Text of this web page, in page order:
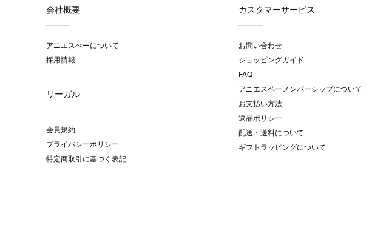
会社概要
アニエスべーについて
採用情報
リーガル
会員規約
プライバシーポリシー
特定商取引に基づく表記
カスタマーサービス
お問い合わせ
ショッピングガイド
FAQ
アニエスベーメンバーシップについて
お支払い方法
返品ポリシー
配送・送料について
ギフトラッピングについて